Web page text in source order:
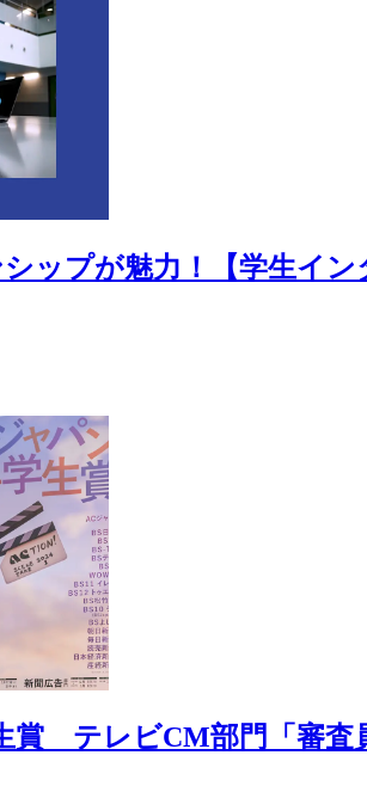
ップが魅力！【学生イン
賞 テレビCM部門「審査